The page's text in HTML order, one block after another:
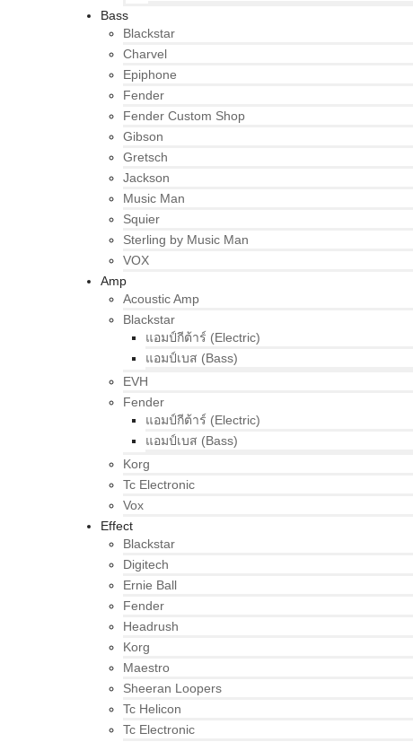
Bass
Blackstar
Charvel
Epiphone
Fender
Fender Custom Shop
Gibson
Gretsch
Jackson
Music Man
Squier
Sterling by Music Man
VOX
Amp
Acoustic Amp
Blackstar
แอมป์กีต้าร์ (Electric)
แอมป์เบส (Bass)
EVH
Fender
แอมป์กีต้าร์ (Electric)
แอมป์เบส (Bass)
Korg
Tc Electronic
Vox
Effect
Blackstar
Digitech
Ernie Ball
Fender
Headrush
Korg
Maestro
Sheeran Loopers
Tc Helicon
Tc Electronic